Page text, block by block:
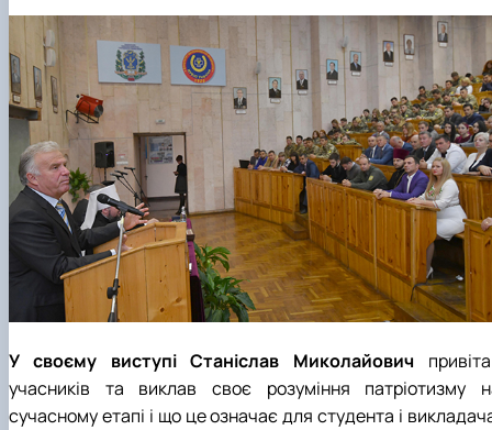
У своєму виступі Станіслав Миколайович
учасників та виклав своє розуміння патріотизму
сучасному етапі і що це означає для студента і